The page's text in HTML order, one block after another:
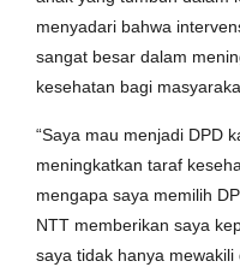
menyadari bahwa
sangat besar dalam
kesehatan bagi
“Saya mau menjadi DPD
meningkatkan taraf
mengapa saya memilih
NTT memberikan saya
saya tidak hanya